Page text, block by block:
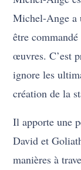
Michel-Ange a
être
œuvres. C’est
ignore les
création de la
Il apporte une
David et
manières à